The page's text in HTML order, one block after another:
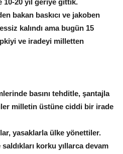
20 yıl geriye gittik.
bakan baskıcı ve jakoben
kalındı ama bugün 15
ve iradeyi milletten
basını tehditle, şantajla
milletin üstüne ciddi bir irade
yasaklarla ülke yönettiler.
korku yıllarca devam